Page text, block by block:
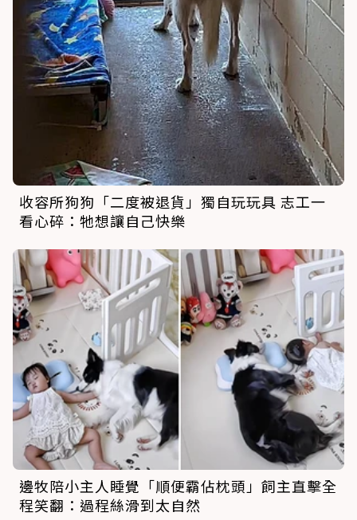
收容所狗狗「二度被退貨」獨自玩玩具 志工一
看心碎：牠想讓自己快樂
邊牧陪小主人睡覺「順便霸佔枕頭」飼主直擊全
程笑翻：過程絲滑到太自然